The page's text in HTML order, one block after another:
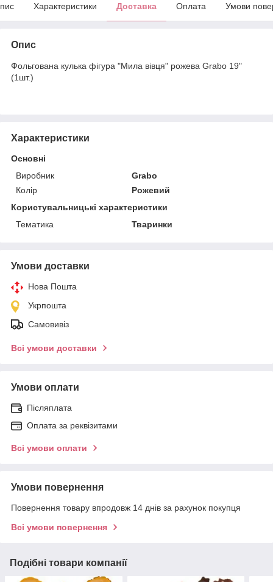
Характеристики Доставка Оплата Умови
Опис
Фольгована кулька фігура "Мила вівця" рожева Grabo 19"
(1шт.)
Характеристики
Основні
Виробник
Grabo
Колір
Рожевий
Користувальницькі характеристики
Тематика
Тваринки
Умови доставки
Нова Пошта
Укрпошта
Самовивіз
Всі умови доставки
Умови оплати
Післяплата
Оплата за реквізитами
Всі умови оплати
Умови повернення
Повернення товару впродовж 14 днів за рахунок покупця
Всі умови повернення
Подібні товари компанії